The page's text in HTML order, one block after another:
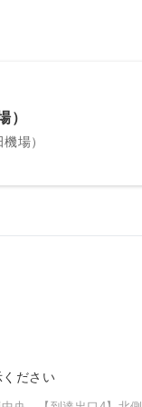
）
場）
ださい